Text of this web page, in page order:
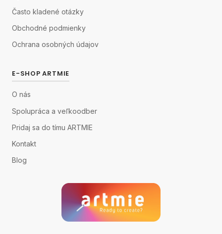
Často kladené otázky
Obchodné podmienky
Ochrana osobných údajov
E-SHOP ARTMIE
O nás
Spolupráca a veľkoodber
Pridaj sa do tímu ARTMIE
Kontakt
Blog